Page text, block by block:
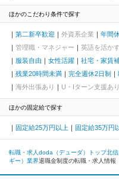
ほかのこだわり条件で探す
第二新卒歓迎 外資系企業 年間
管理職・マネジャー
英語を活かす
服装自由
女性活躍 社宅・家賃
残業20時間未満
完全週休2日制
海外出張あり
U・Iターン支援あり
ほかの固定給で探す
固定給25万円以上 固定給35万円
転職・求人doda（デューダ）トップ北信
ギー）業界退職金制度の転職・求人情報